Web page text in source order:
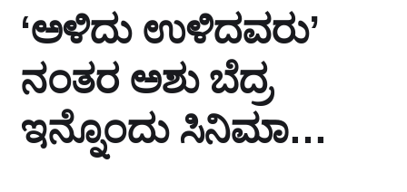
‘ಅಳಿದು ಉಳಿದವರು’
ನಂತರ ಅಶು ಬೆದ್ರ
ಇನ್ನೊಂದು ಸಿನಿಮಾ…